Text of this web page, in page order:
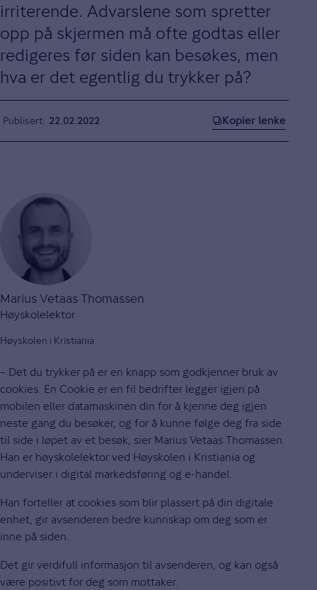
irriterende. Advarslene som spretter
opp på skjermen må ofte godtas eller
redigeres før siden kan besøkes, men
hva er det egentlig du trykker på?
Publisert 22.02.2022 Kopier lenke
Marius Vetaas Thomassen
Høyskolelektor
Høyskolen i Kristiania
– Det du trykker på er en knapp som godkjenner bruk av
cookies. En Cookie er en fil bedrifter legger igjen på
mobilen eller datamaskinen din for å kjenne deg igjen
neste gang du besøker, og for å kunne følge deg fra side
til side i løpet av et besøk, sier Marius Vetaas Thomassen.
Han er høyskolelektor ved Høyskolen i Kristiania og
underviser i digital markedsføring og e-handel.
Han forteller at cookies som blir plassert på din digitale
enhet, gir avsenderen bedre kunnskap om deg som er
inne på siden.
Det gir verdifull informasjon til avsenderen, og kan også
være positivt for deg som mottaker.